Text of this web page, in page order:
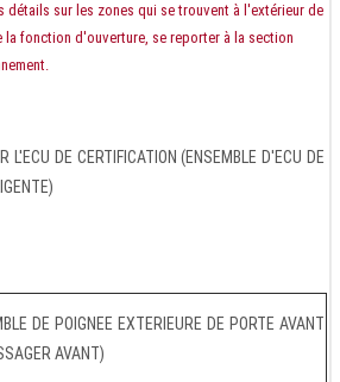
détails sur les zones qui se trouvent à l'extérieur de
la fonction d'ouverture, se reporter à la section
L'ECU DE CERTIFICATION (ENSEMBLE D'ECU DE
DE POIGNEE EXTERIEURE DE PORTE AVANT
AVANT)